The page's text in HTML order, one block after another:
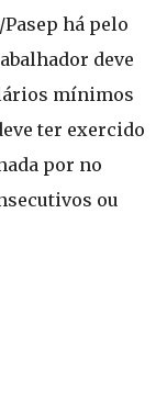
há pelo
deve
mínimos
ter exercido
por no
ou